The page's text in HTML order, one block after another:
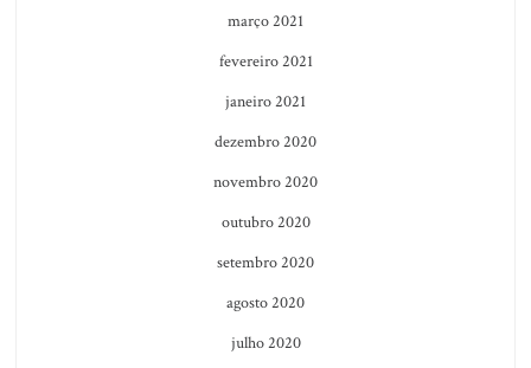
março 2021
fevereiro 2021
janeiro 2021
dezembro 2020
novembro 2020
outubro 2020
setembro 2020
agosto 2020
julho 2020